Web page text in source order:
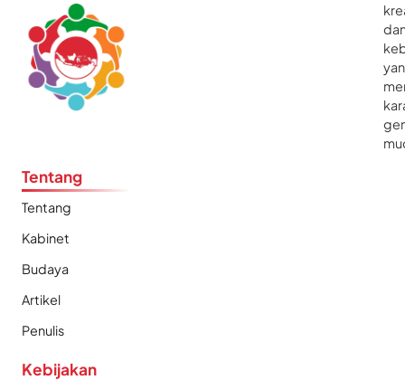
Tentang
Tentang
Kabinet
Budaya
Artikel
Penulis
Kebijakan